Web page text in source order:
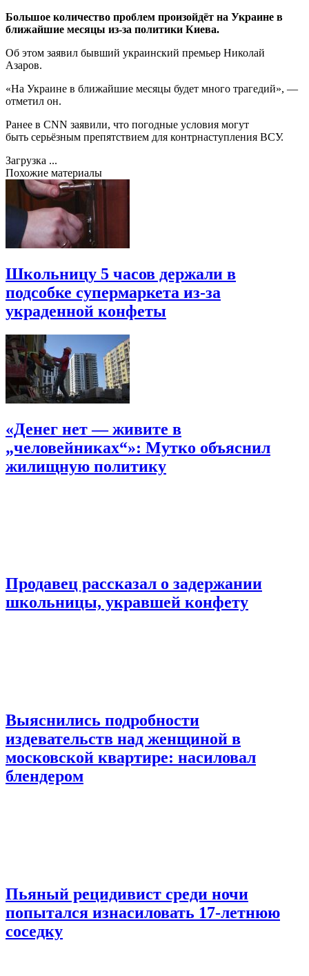
Большое количество проблем произойдёт на Украине в
ближайшие месяцы из-за политики Киева.
Об этом заявил бывший украинский премьер Николай
Азаров.
«На Украине в ближайшие месяцы будет много трагедий», —
отметил он.
Ранее в CNN заявили, что погодные условия могут
быть серьёзным препятствием для контрнаступления ВСУ.
Загрузка ...
Похожие материалы
Школьницу 5 часов держали в
подсобке супермаркета из-за
украденной конфеты
«Денег нет — живите в
„человейниках“»: Мутко объяснил
жилищную политику
Продавец рассказал о задержании
школьницы, укравшей конфету
Выяснились подробности
издевательств над женщиной в
московской квартире: насиловал
блендером
Пьяный рецидивист среди ночи
попытался изнасиловать 17-летнюю
соседку